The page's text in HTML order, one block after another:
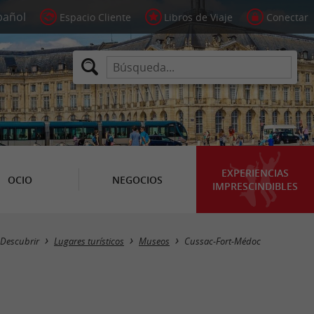
Espacio Cliente Libros de Viaje Conectar
OCIO NEGOCIOS
EXPERIENCIAS
IMPRESCINDIBLES
Masquer la carte
Descubrir Lugares turísticos Museos Cussac-Fort-Médoc